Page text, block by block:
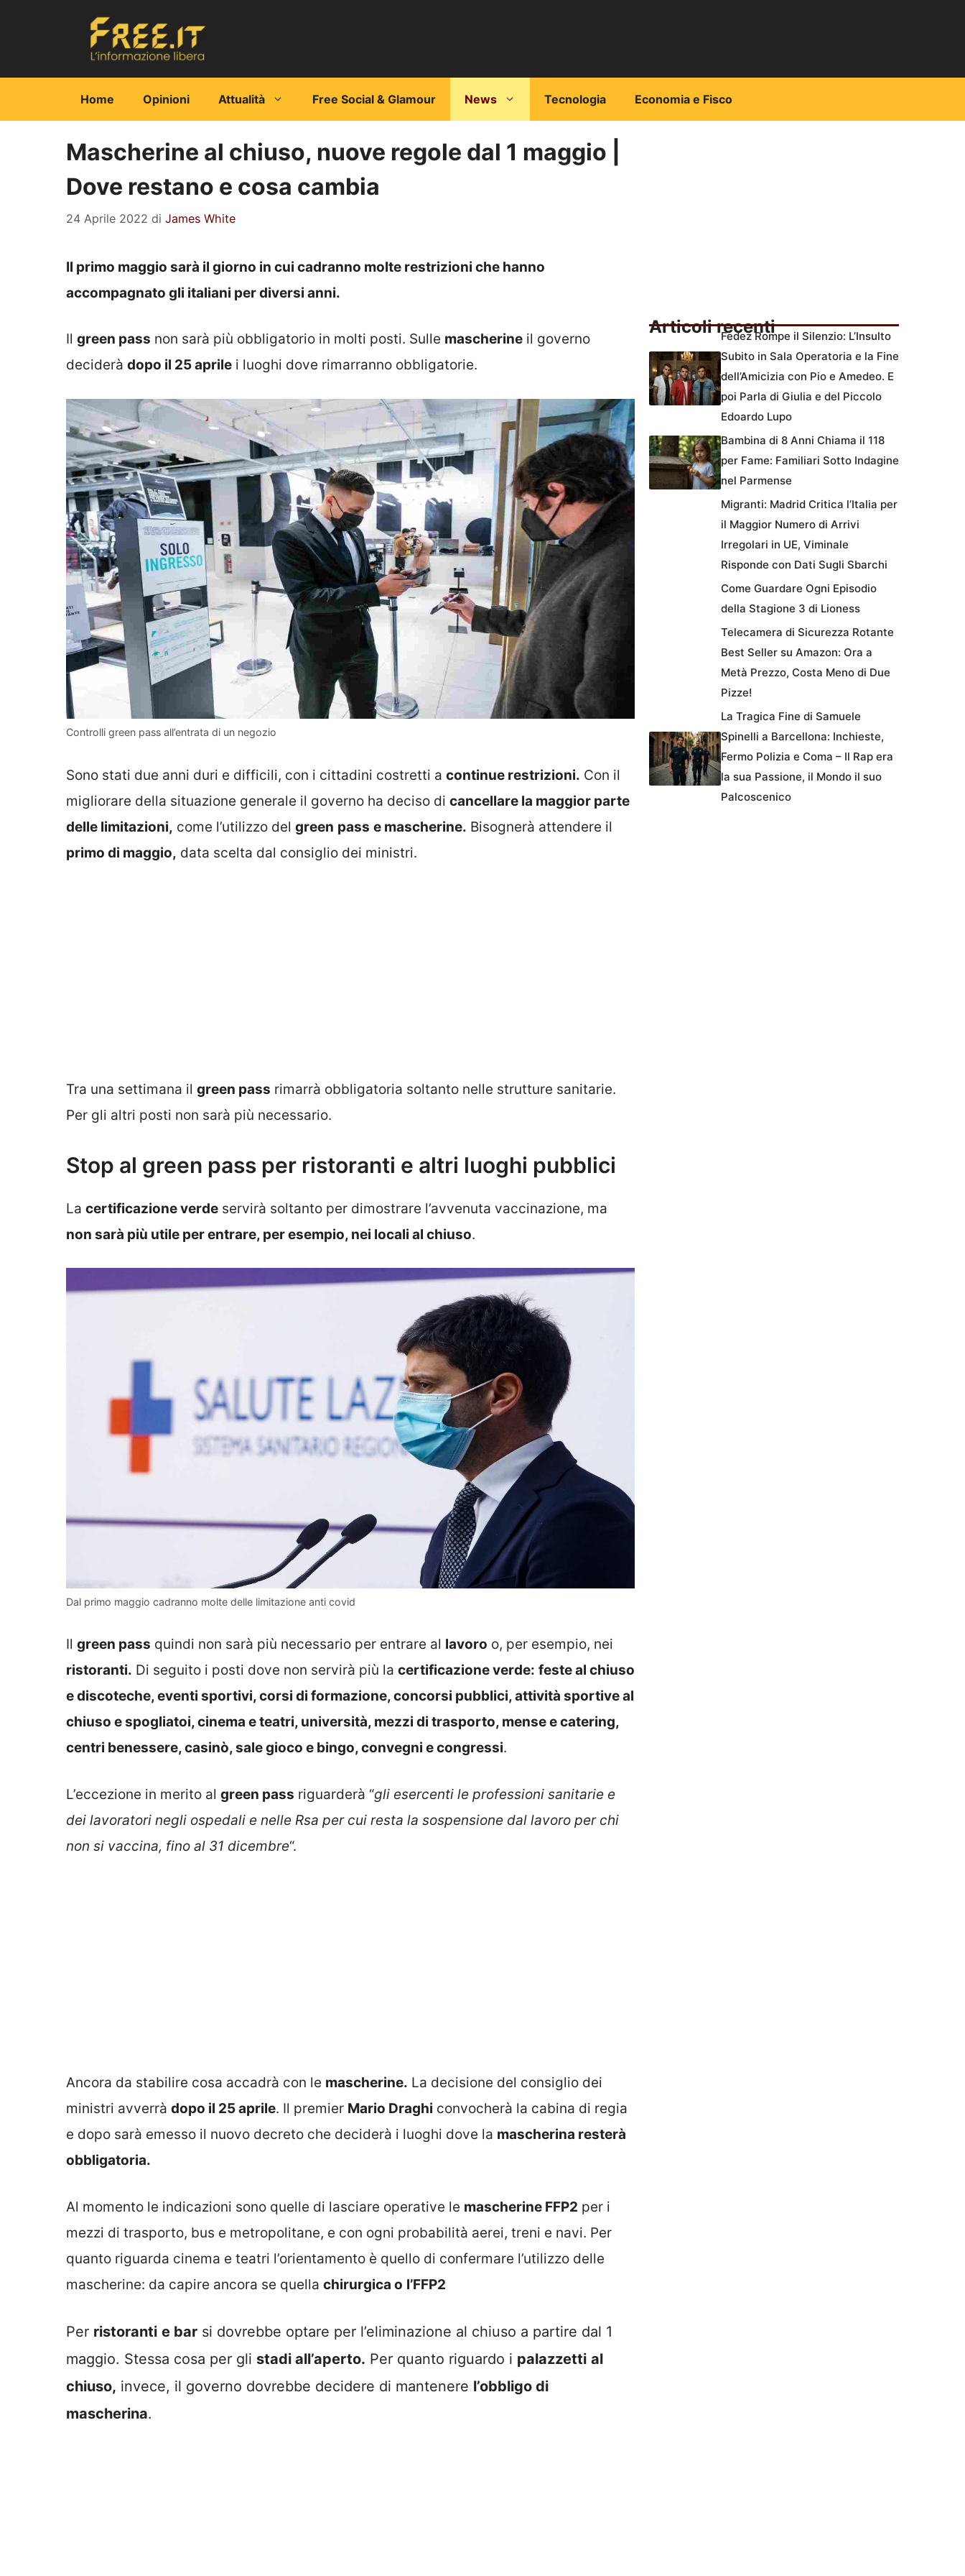
Home Opinioni Attualità Free Social & Glamour News Tecnologia Economia e Fisco
Mascherine al chiuso, nuove regole dal 1 maggio |
Dove restano e cosa cambia
24 Aprile 2022 di James White
Il primo maggio sarà il giorno in cui cadranno molte restrizioni che hanno
accompagnato gli italiani per diversi anni.
Il green pass non sarà più obbligatorio in molti posti. Sulle mascherine il governo
deciderà dopo il 25 aprile i luoghi dove rimarranno obbligatorie.
Controlli green pass all’entrata di un negozio
Sono stati due anni duri e difficili, con i cittadini costretti a continue restrizioni. Con il
migliorare della situazione generale il governo ha deciso di cancellare la maggior parte
delle limitazioni, come l’utilizzo del green pass e mascherine. Bisognerà attendere il
primo di maggio, data scelta dal consiglio dei ministri.
Tra una settimana il green pass rimarrà obbligatoria soltanto nelle strutture sanitarie.
Per gli altri posti non sarà più necessario.
Stop al green pass per ristoranti e altri luoghi pubblici
La certificazione verde servirà soltanto per dimostrare l’avvenuta vaccinazione, ma
non sarà più utile per entrare, per esempio, nei locali al chiuso.
Dal primo maggio cadranno molte delle limitazione anti covid
Il green pass quindi non sarà più necessario per entrare al lavoro o, per esempio, nei
ristoranti. Di seguito i posti dove non servirà più la certificazione verde: feste al chiuso
e discoteche, eventi sportivi, corsi di formazione, concorsi pubblici, attività sportive al
chiuso e spogliatoi, cinema e teatri, università, mezzi di trasporto, mense e catering,
centri benessere, casinò, sale gioco e bingo, convegni e congressi.
L’eccezione in merito al green pass riguarderà “gli esercenti le professioni sanitarie e
dei lavoratori negli ospedali e nelle Rsa per cui resta la sospensione dal lavoro per chi
non si vaccina, fino al 31 dicembre“.
Ancora da stabilire cosa accadrà con le mascherine. La decisione del consiglio dei
ministri avverrà dopo il 25 aprile. Il premier Mario Draghi convocherà la cabina di regia
e dopo sarà emesso il nuovo decreto che deciderà i luoghi dove la mascherina resterà
obbligatoria.
Al momento le indicazioni sono quelle di lasciare operative le mascherine FFP2 per i
mezzi di trasporto, bus e metropolitane, e con ogni probabilità aerei, treni e navi. Per
quanto riguarda cinema e teatri l’orientamento è quello di confermare l’utilizzo delle
mascherine: da capire ancora se quella chirurgica o l’FFP2
Per ristoranti e bar si dovrebbe optare per l’eliminazione al chiuso a partire dal 1
maggio. Stessa cosa per gli stadi all’aperto. Per quanto riguardo i palazzetti al
chiuso, invece, il governo dovrebbe decidere di mantenere l’obbligo di
mascherina.
Articoli recentiFedez Rompe il Silenzio: L’Insulto
Subito in Sala Operatoria e la Fine
dell’Amicizia con Pio e Amedeo. E
poi Parla di Giulia e del Piccolo
Edoardo Lupo
Bambina di 8 Anni Chiama il 118
per Fame: Familiari Sotto Indagine
nel Parmense
Migranti: Madrid Critica l’Italia per
il Maggior Numero di Arrivi
Irregolari in UE, Viminale
Risponde con Dati Sugli Sbarchi
Come Guardare Ogni Episodio
della Stagione 3 di Lioness
Telecamera di Sicurezza Rotante
Best Seller su Amazon: Ora a
Metà Prezzo, Costa Meno di Due
Pizze!
La Tragica Fine di Samuele
Spinelli a Barcellona: Inchieste,
Fermo Polizia e Coma – Il Rap era
la sua Passione, il Mondo il suo
Palcoscenico